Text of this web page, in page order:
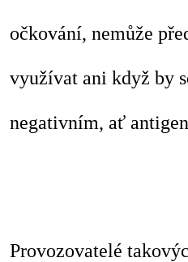
očkování, nemůže
využívat ani když by
negativním, ať
Provozovatelé